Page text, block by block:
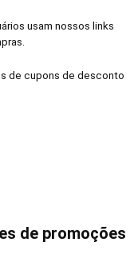
usam nossos links
de cupons de desconto
de promoções